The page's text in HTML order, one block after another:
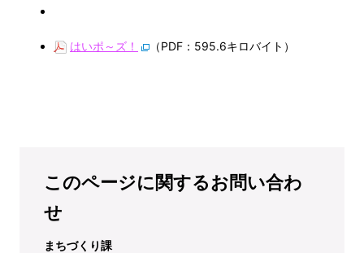
はいポ～ズ！ （PDF：595.6キロバイト）
このページに関するお問い合わ
せ
まちづくり課